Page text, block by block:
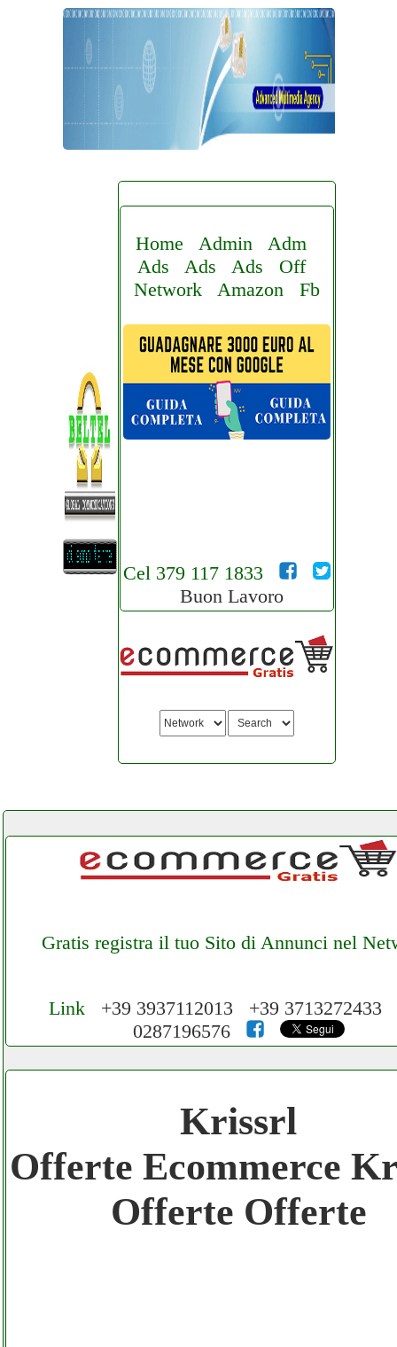
Home Admin
Adm
Ads
Ads Ads
Off
Network
Amazon Fb
Cel 379 117 1833
Buon Lavoro
Gratis registra il tuo Sito di Annunci nel
Cerchiamo Collaboratori per Lavoro nel
Network 3.000 € Mese
Gratis registra il tuo Ecommerce nel
Gratis registra il tuo Sito di Annunci nel
Link +39 3937112013 +39 3713272433
0287196576
Krissrl
Offerte Ecommerce
Offerte Offerte